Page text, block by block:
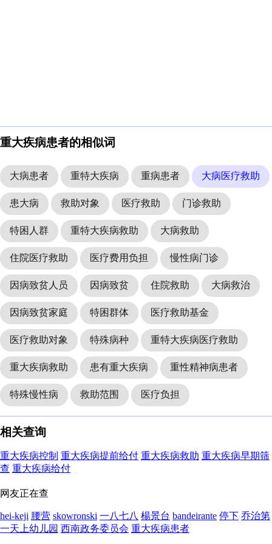
重大疾病患者的相似词
大病患者 重特大疾病 重病患者 大病医疗救助
患大病 救助对象 医疗救助 门诊救助
特困人群 重特大疾病救助 大病救助
住院医疗救助 医疗费用负担 慢性病门诊
因病致贫人员 因病致贫 住院救助 大病救治
因病致贫家庭 特困群体 医疗救助基金
医疗救助对象 特殊病种 重特大疾病医疗救助
重大疾病救助 患有重大疾病 重性精神病患者
特殊慢性病 救助范围 医疗负担
相关查询
重大疾病控制 重大疾病提前给付 重大疾病救助 重大疾病早期筛
查 重大疾病给付
网友正在查
hei-keji 腰营 skowronski 一八七八 楊景台 bandeirante 停下 乔治第
一天上幼儿园 西南政务委员会 重大疾病患者